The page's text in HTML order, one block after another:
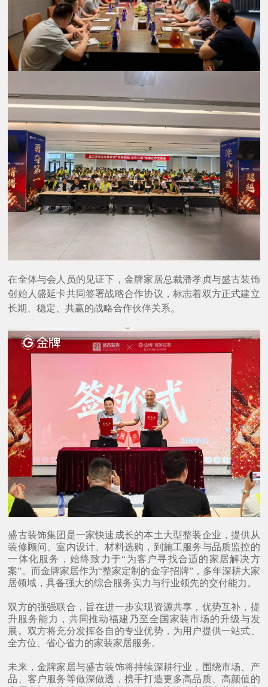
在全体与会人员的见证下，金牌家居总裁潘孝贞与盛古装饰
创始人盛延卡共同签署战略合作协议，标志着双方正式建立
长期、稳定、共赢的战略合作伙伴关系。
盛古装饰集团是一家快速成长的本土大型整装企业，提供从
装修顾问、室内设计、材料选购，到施工服务与品质监控的
一体化服务，始终致力于“为客户寻找合适的家居解决方
案”。而金牌家居作为“整家定制的金字招牌”，多年深耕大家
居领域，具备强大的综合服务实力与行业领先的交付能力。
双方的强强联合，旨在进一步实现资源共享，优势互补，提
升服务能力，共同推动福建乃至全国家装市场的升级与发
展。双方将充分发挥各自的专业优势，为用户提供一站式、
全方位、省心省力的家装家居服务。
未来，金牌家居与盛古装饰将持续深耕行业，围绕市场、产
品、客户服务等做深做透，携手打造更多高品质、高颜值的